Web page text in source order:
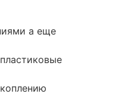
а еще